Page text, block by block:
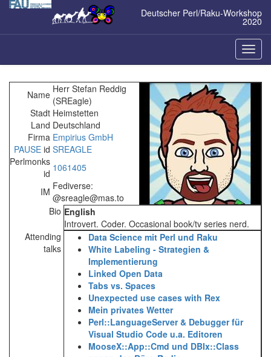
Zum
Deutscher Perl/Raku-Workshop
2020
ein-/
Name Herr Stefan Reddig
(‎SREagle‎)
Stadt Heimstetten
Land Deutschland
Firma Empirius GmbH
PAUSE id SREAGLE
Perlmonks
id 1061405
IM Fediverse:
@sreagle@mas.to
Bio English
Introvert. Coder. Occasional book/tv series nerd.
Attending
talks
‎Data Science mit Perl und Raku‎
‎White Labeling - Strategien &
Implementierung‎
‎Linked Open Data‎
‎Tabs vs. Spaces‎
‎Unexpected use cases with Rex‎
‎Mein privates Wetter‎
‎Perl::LanguageServer & Debugger für
Visual Studio Code u.a. Editoren‎
‎MooseX::App::Cmd und DBIx::Class